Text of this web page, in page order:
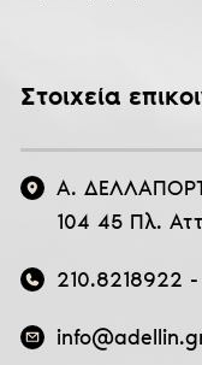
Στοιχεία
Α.
104 45 Πλ.
210.8218922 -